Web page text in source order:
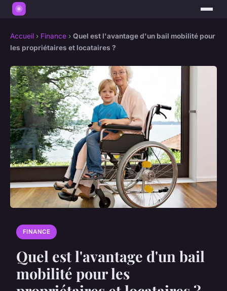
Accueil › Finance › Quel est l'avantage d'un bail mobilité pour
les propriétaires et locataires ?
FINANCE
Quel est l'avantage d'un bail
mobilité pour les